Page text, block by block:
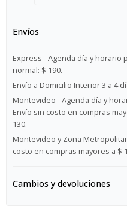
Envíos
Express - Agenda día y horario
normal: $ 190.
Envío a Domicilio Interior 3 a 4
Montevideo - Agenda día y
Envío sin costo en compras
130.
Montevideo y Zona
costo en compras mayores a $
Cambios y devoluciones